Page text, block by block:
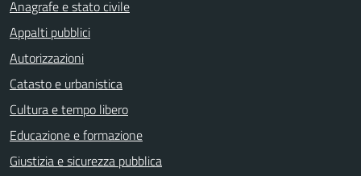
Anagrafe e stato civile
Appalti pubblici
Autorizzazioni
Catasto e urbanistica
Cultura e tempo libero
Educazione e formazione
Giustizia e sicurezza pubblica